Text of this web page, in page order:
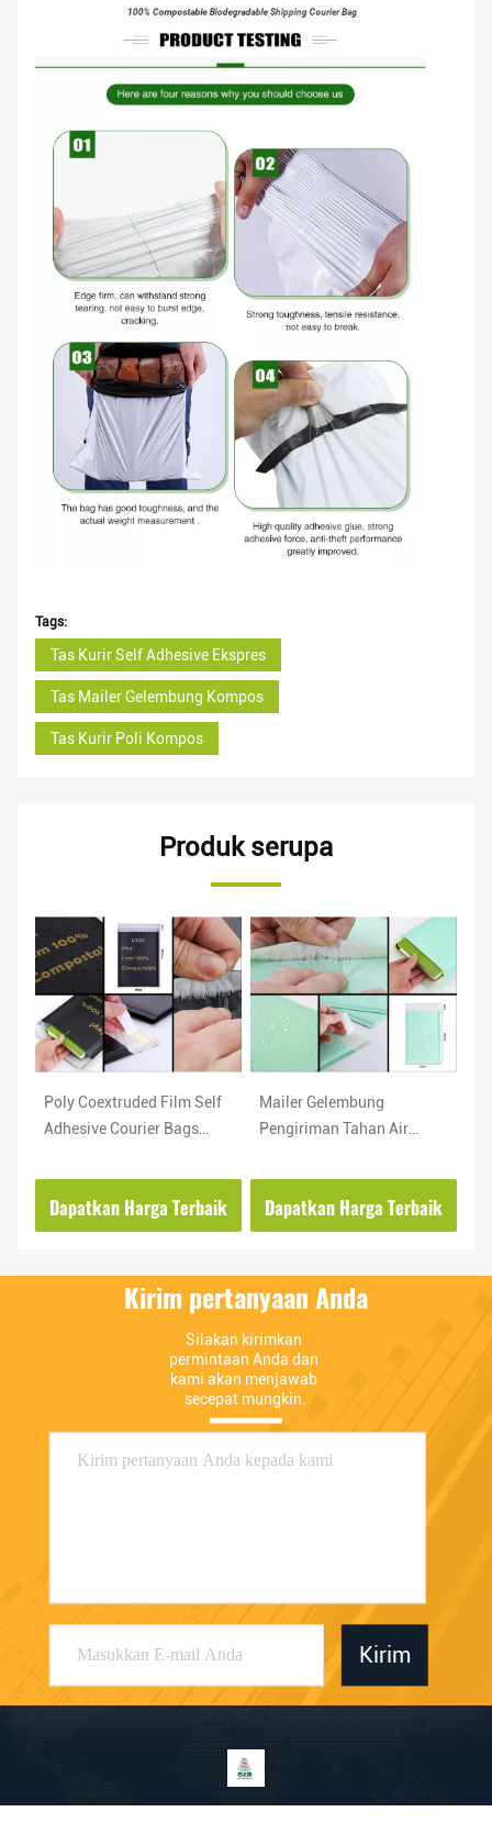
Tags:
Tas Kurir Self Adhesive Ekspres
Tas Mailer Gelembung Kompos
Tas Kurir Poli Kompos
Produk serupa
Poly Coextruded Film Self
Adhesive Courier Bags
Pengiriman
Dapatkan Harga Terbaik
Mailer Gelembung
Pengiriman Tahan Air
Empuk
Dapatkan Harga Terbaik
Kirim pertanyaan Anda
Silakan kirimkan
permintaan Anda dan
kami akan menjawab
secepat mungkin.
Kirim